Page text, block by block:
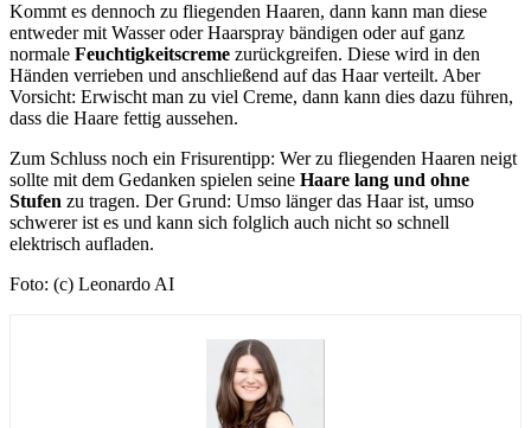
Kommt es dennoch zu fliegenden Haaren, dann kann man diese
entweder mit Wasser oder Haarspray bändigen oder auf ganz
normale Feuchtigkeitscreme zurückgreifen. Diese wird in den
Händen verrieben und anschließend auf das Haar verteilt. Aber
Vorsicht: Erwischt man zu viel Creme, dann kann dies dazu führen,
dass die Haare fettig aussehen.
Zum Schluss noch ein Frisurentipp: Wer zu fliegenden Haaren neigt
sollte mit dem Gedanken spielen seine Haare lang und ohne
Stufen zu tragen. Der Grund: Umso länger das Haar ist, umso
schwerer ist es und kann sich folglich auch nicht so schnell
elektrisch aufladen.
Foto: (c) Leonardo AI